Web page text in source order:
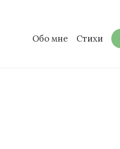
Обо мне Стихи